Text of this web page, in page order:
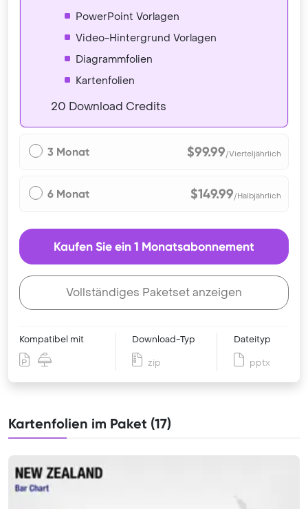
PowerPoint Vorlagen
Video-Hintergrund Vorlagen
Diagrammfolien
Kartenfolien
20 Download Credits
3 Monat $99.99/Vierteljährlich
6 Monat $149.99/Halbjährlich
Kaufen Sie ein 1 Monatsabonnement
Vollständiges Paketset anzeigen
Kompatibel mit Download-Typ
zip
Dateityp
pptx
Kartenfolien im Paket (17)